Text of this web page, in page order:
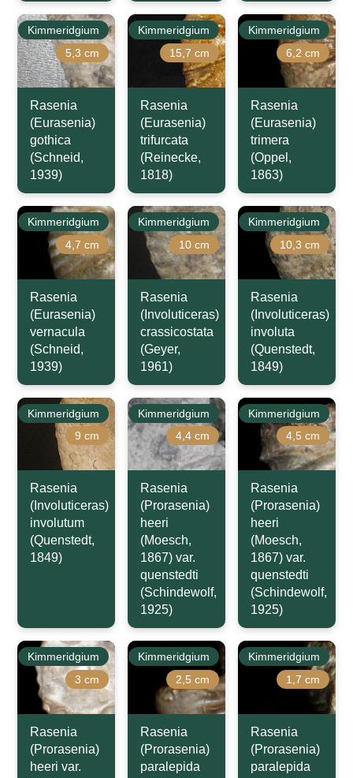
Kimmeridgium
5,3 cm
Rasenia
(Eurasenia)
gothica
(Schneid,
1939)
Kimmeridgium
15,7 cm
Rasenia
(Eurasenia)
trifurcata
(Reinecke,
1818)
Kimmeridgium
6,2 cm
Rasenia
(Eurasenia)
trimera
(Oppel,
1863)
Kimmeridgium
4,7 cm
Rasenia
(Eurasenia)
vernacula
(Schneid,
1939)
Kimmeridgium
10 cm
Rasenia
(Involuticeras)
crassicostata
(Geyer,
1961)
Kimmeridgium
10,3 cm
Rasenia
(Involuticeras)
involuta
(Quenstedt,
1849)
Kimmeridgium
9 cm
Rasenia
(Involuticeras)
involutum
(Quenstedt,
1849)
Kimmeridgium
4,4 cm
Rasenia
(Prorasenia)
heeri
(Moesch,
1867) var.
quenstedti
(Schindewolf,
1925)
Kimmeridgium
4,5 cm
Rasenia
(Prorasenia)
heeri
(Moesch,
1867) var.
quenstedti
(Schindewolf,
1925)
Kimmeridgium
3 cm
Rasenia
(Prorasenia)
heeri var.
Kimmeridgium
2,5 cm
Rasenia
(Prorasenia)
paralepida
Kimmeridgium
1,7 cm
Rasenia
(Prorasenia)
paralepida